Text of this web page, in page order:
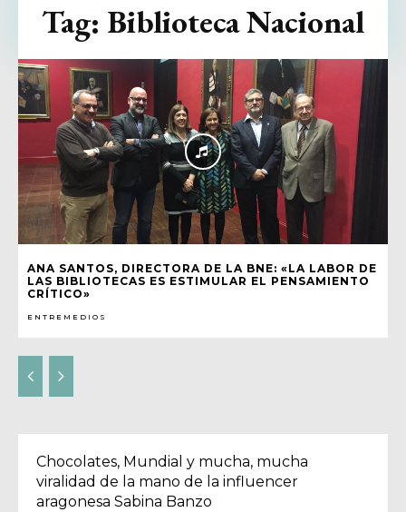
ANA SANTOS, DIRECTORA DE LA BNE: «LA LABOR DE
LAS BIBLIOTECAS ES ESTIMULAR EL PENSAMIENTO
CRÍTICO»
ENTREMEDIOS
Tag: Biblioteca Nacional
Chocolates, Mundial y mucha, mucha
viralidad de la mano de la influencer
aragonesa Sabina Banzo